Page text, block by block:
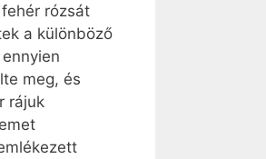
rózsát
a különböző
meg, és
rájuk